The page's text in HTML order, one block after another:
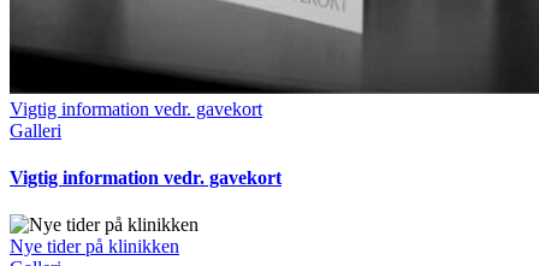
Vigtig information vedr. gavekort
Galleri
Vigtig information vedr. gavekort
Nye tider på klinikken